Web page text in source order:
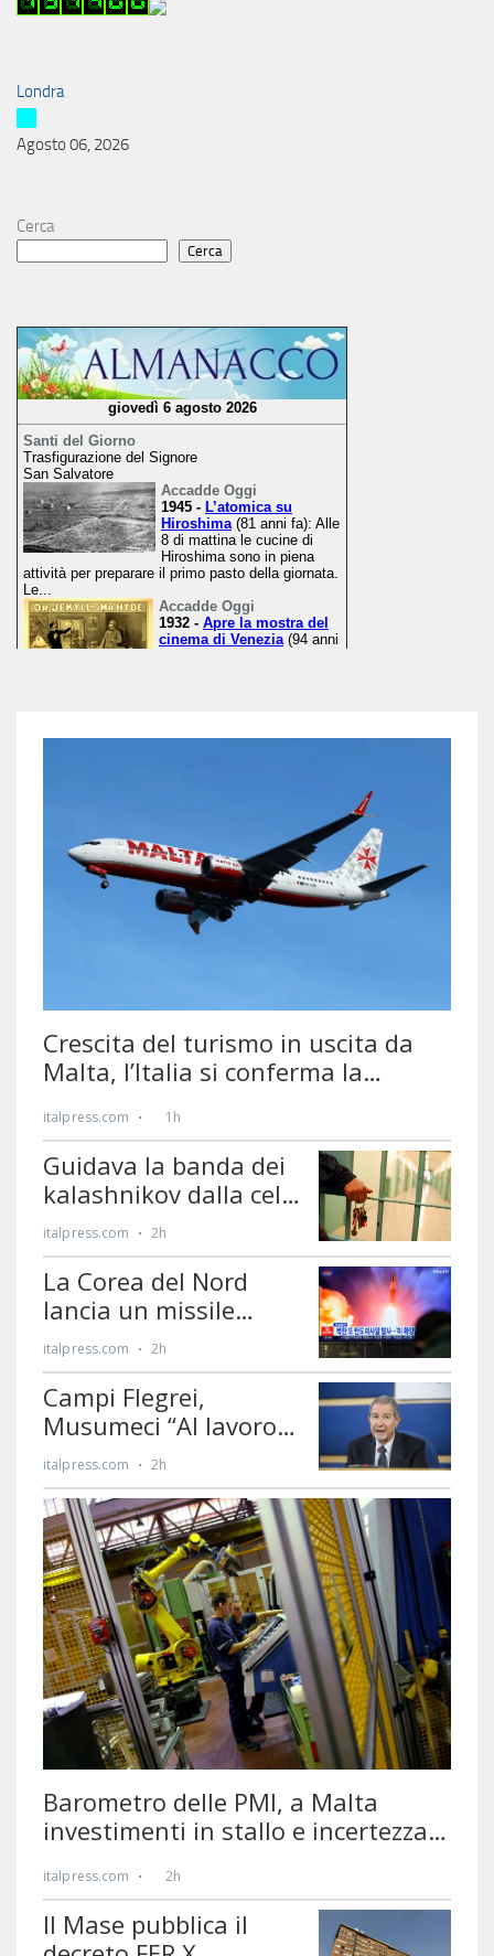
Londra
Agosto 06, 2026
Cerca
Cerca